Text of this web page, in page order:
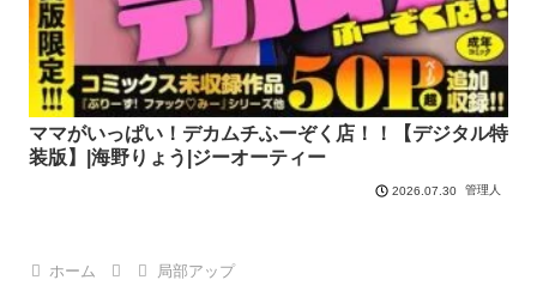
ママがいっぱい！デカムチふーぞく店！！【デジタル特
装版】|海野りょう|ジーオーティー
2026.07.30 管理人
ホーム 局部アップ